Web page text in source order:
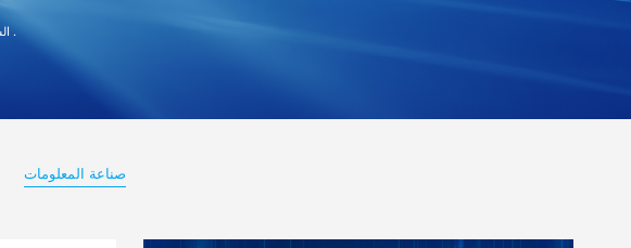
يوفر لك معلومات مباشرة عن huitou الشركة .
صناعة المعلومات